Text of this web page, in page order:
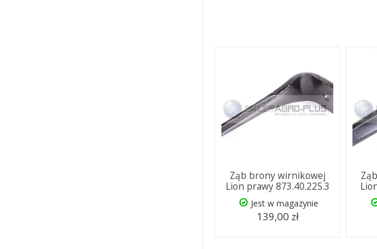
Ząb brony wirnikowej
Lion prawy 873.40.225.3
Jest w magazynie
139,00 zł